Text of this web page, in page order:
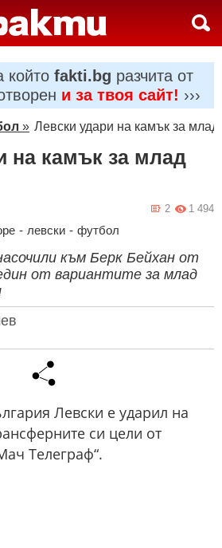
който fakti.bg разчита от
и за твоя сайт! ›››
» Левски удари на камък за млад
на камък за млад
1 494
2
- левски - футбол
към Берк Бейхан от
от вариантите за млад
Левски е ударил на
си цели от
Телеграф“.